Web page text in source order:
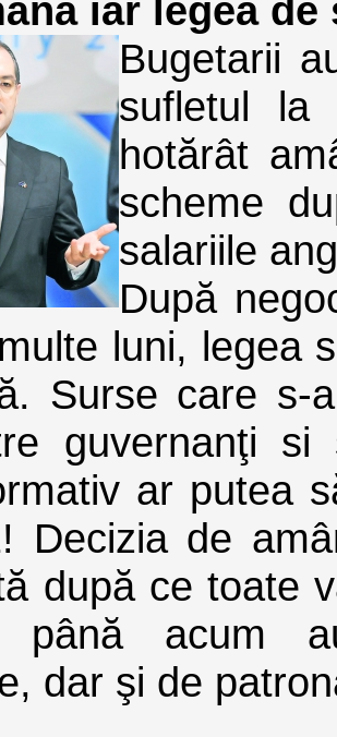
iar legea
Bugetarii
sufletul la
hotărât
scheme
salariile
După
luni, legea
Surse care s-
guvernanţi
ar putea
Decizia de
după ce toate
până acum
dar şi de